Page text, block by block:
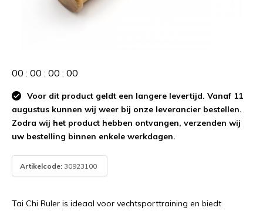
00 : 00 : 00 : 00
Voor dit product geldt een langere levertijd. Vanaf 11
augustus kunnen wij weer bij onze leverancier bestellen.
Zodra wij het product hebben ontvangen, verzenden wij
uw bestelling binnen enkele werkdagen.
Artikelcode: 30923100
Tai Chi Ruler is ideaal voor vechtsporttraining en biedt